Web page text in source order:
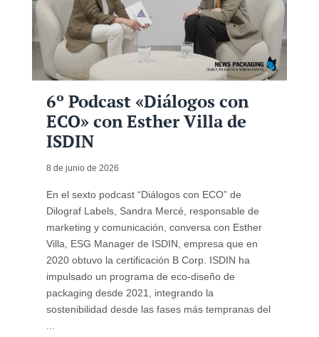
6º Podcast «Diálogos con
ECO» con Esther Villa de
ISDIN
8 de junio de 2026
En el sexto podcast “Diálogos con ECO” de
Dilograf Labels, Sandra Mercé, responsable de
marketing y comunicación, conversa con Esther
Villa, ESG Manager de ISDIN, empresa que en
2020 obtuvo la certificación B Corp. ISDIN ha
impulsado un programa de eco-diseño de
packaging desde 2021, integrando la
sostenibilidad desde las fases más tempranas del